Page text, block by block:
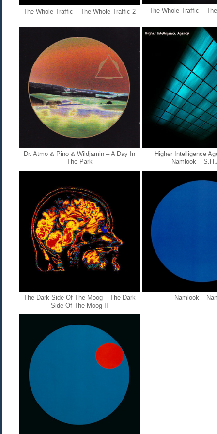
The Whole Traffic – The Whole Traffic 2 The Whole Traffic –
Dr. Atmo & Pino & Wildjamin ‎– A Day In
The Park
Higher Intelligence
Namlook ‎–
The Dark Side Of The Moog ‎– The Dark
Side Of The Moog II
Namlook ‎–